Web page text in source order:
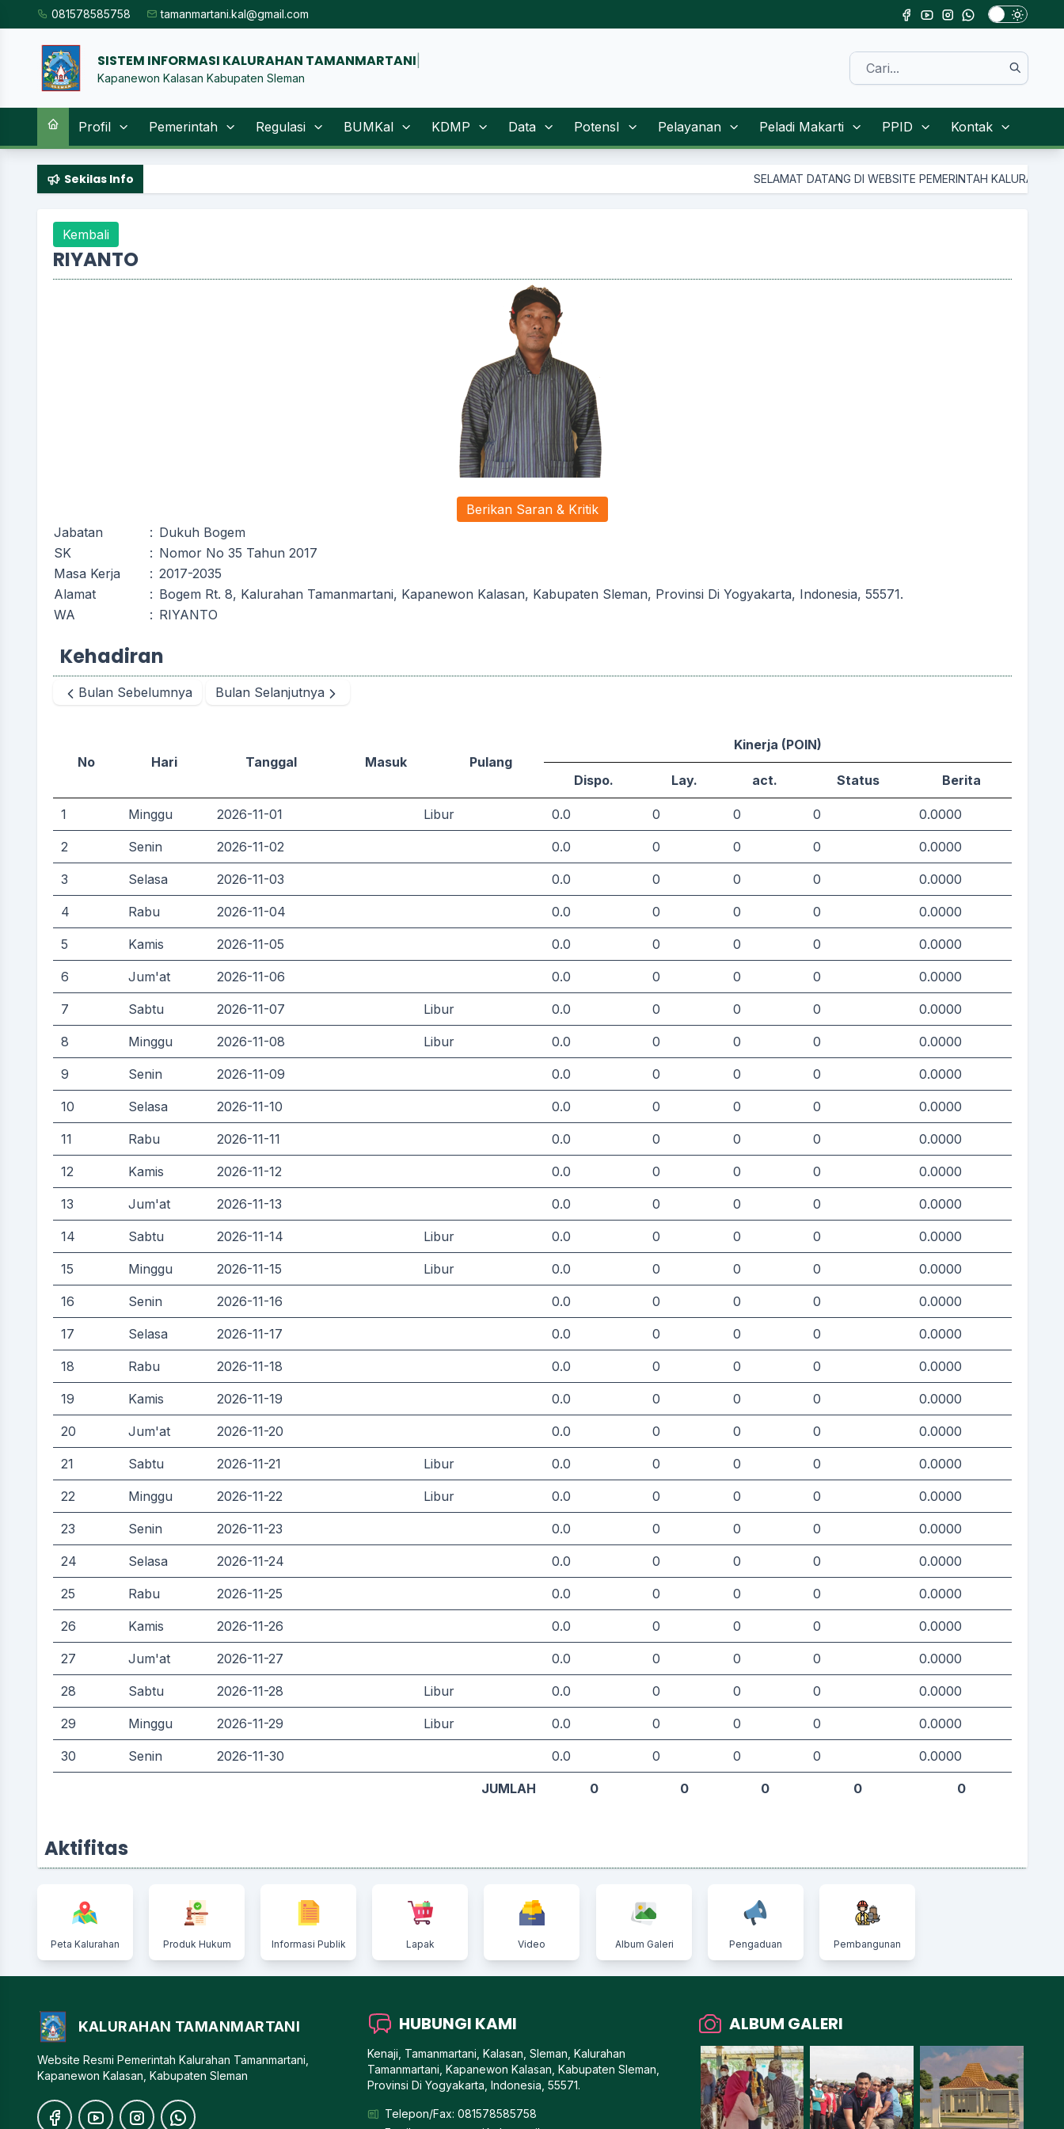
081578585758 tamanmartani.kal@gmail.com
SISTEM INFORMASI KALURAHAN TAMANMARTANI
Kapanewon Kalasan Kabupaten Sleman
Profil Pemerintah Regulasi BUMKal KDMP Data PotensI Pelayanan Peladi Makarti PPID Kontak
Sekilas Info SELAMAT DATANG DI WEBSITE PEMERINTAH KALURAHAN
Kembali
RIYANTO
Berikan Saran & Kritik
Jabatan
: Dukuh Bogem
SK
: Nomor No 35 Tahun 2017
Masa Kerja
: 2017-2035
Alamat
: Bogem Rt. 8, Kalurahan Tamanmartani, Kapanewon Kalasan, Kabupaten Sleman, Provinsi Di Yogyakarta, Indonesia, 55571.
WA
: RIYANTO
Kehadiran
Bulan Sebelumnya Bulan Selanjutnya
No Hari Tanggal Masuk Pulang
Kinerja (POIN)
Dispo. Lay. act. Status Berita
1 Minggu 2026-11-01 Libur 0.0 0 0 0 0.0000
2 Senin 2026-11-02 0.0 0 0 0 0.0000
3 Selasa 2026-11-03 0.0 0 0 0 0.0000
4 Rabu 2026-11-04 0.0 0 0 0 0.0000
5 Kamis 2026-11-05 0.0 0 0 0 0.0000
6 Jum'at 2026-11-06 0.0 0 0 0 0.0000
7 Sabtu 2026-11-07 Libur 0.0 0 0 0 0.0000
8 Minggu 2026-11-08 Libur 0.0 0 0 0 0.0000
9 Senin 2026-11-09 0.0 0 0 0 0.0000
10 Selasa 2026-11-10 0.0 0 0 0 0.0000
11 Rabu 2026-11-11 0.0 0 0 0 0.0000
12 Kamis 2026-11-12 0.0 0 0 0 0.0000
13 Jum'at 2026-11-13 0.0 0 0 0 0.0000
14 Sabtu 2026-11-14 Libur 0.0 0 0 0 0.0000
15 Minggu 2026-11-15 Libur 0.0 0 0 0 0.0000
16 Senin 2026-11-16 0.0 0 0 0 0.0000
17 Selasa 2026-11-17 0.0 0 0 0 0.0000
18 Rabu 2026-11-18 0.0 0 0 0 0.0000
19 Kamis 2026-11-19 0.0 0 0 0 0.0000
20 Jum'at 2026-11-20 0.0 0 0 0 0.0000
21 Sabtu 2026-11-21 Libur 0.0 0 0 0 0.0000
22 Minggu 2026-11-22 Libur 0.0 0 0 0 0.0000
23 Senin 2026-11-23 0.0 0 0 0 0.0000
24 Selasa 2026-11-24 0.0 0 0 0 0.0000
25 Rabu 2026-11-25 0.0 0 0 0 0.0000
26 Kamis 2026-11-26 0.0 0 0 0 0.0000
27 Jum'at 2026-11-27 0.0 0 0 0 0.0000
28 Sabtu 2026-11-28 Libur 0.0 0 0 0 0.0000
29 Minggu 2026-11-29 Libur 0.0 0 0 0 0.0000
30 Senin 2026-11-30 0.0 0 0 0 0.0000
JUMLAH 0 0 0 0 0
Aktifitas
Peta Kalurahan Produk Hukum Informasi Publik Lapak Video Album Galeri Pengaduan Pembangunan
KALURAHAN TAMANMARTANI
Website Resmi Pemerintah Kalurahan Tamanmartani,
Kapanewon Kalasan, Kabupaten Sleman
HUBUNGI KAMI
Kenaji, Tamanmartani, Kalasan, Sleman, Kalurahan
Tamanmartani, Kapanewon Kalasan, Kabupaten Sleman,
Provinsi Di Yogyakarta, Indonesia, 55571.
Telepon/Fax: 081578585758
ALBUM GALERI